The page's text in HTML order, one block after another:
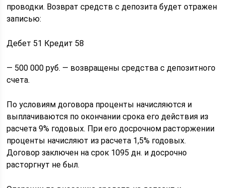
проводки. Возврат средств с депозита будет отражен
записью:
Дебет 51 Кредит 58
— 500 000 руб. — возвращены средства с депозитного
счета.
По условиям договора проценты начисляются и
выплачиваются по окончании срока его действия из
расчета 9% годовых. При его досрочном расторжении
проценты начисляют из расчета 1,5% годовых.
Договор заключен на срок 1095 дн. и досрочно
расторгнут не был.